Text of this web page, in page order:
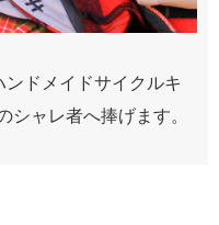
ドメイドサイクルキ
ャレ者へ捧げます。